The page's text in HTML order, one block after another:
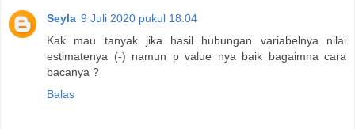
Seyla 9 Juli 2020 pukul 18.04
Kak mau tanyak jika hasil hubungan variabelnya nilai
estimatenya (-) namun p value nya baik bagaimna cara
bacanya ?
Balas